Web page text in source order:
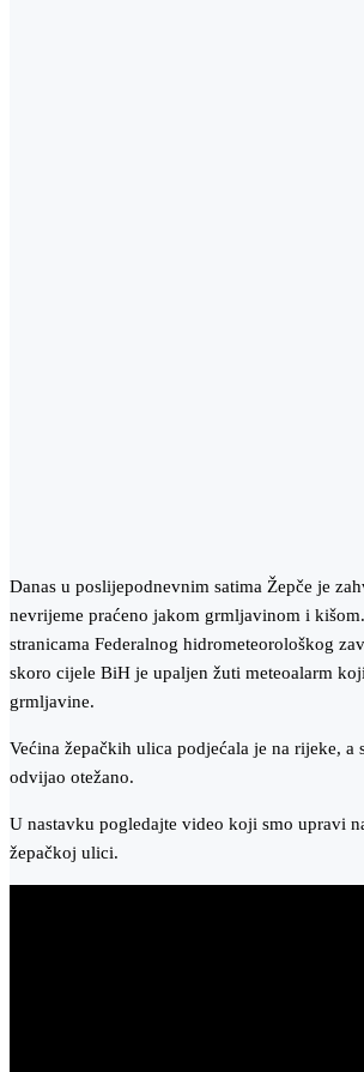
Danas u poslijepodnevnim satima Žepče je
nevrijeme praćeno jakom grmljavinom i
stranicama Federalnog hidrometeorološkog
skoro cijele BiH je upaljen žuti meteoalarm
grmljavine.
Većina žepačkih ulica podjećala je na rijeke, a
odvijao otežano.
U nastavku pogledajte video koji smo upravi
žepačkoj ulici.